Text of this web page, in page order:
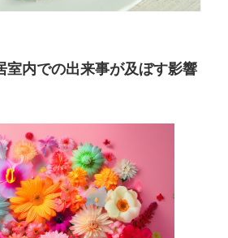
室内での出来事が及ぼす影響